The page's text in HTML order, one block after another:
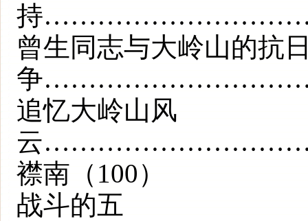
持
曾生同志与大岭山的抗
争
追忆大岭山风
云
襟南（100）
战斗的五